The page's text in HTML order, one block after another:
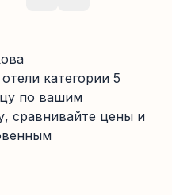
категории 5
по вашим
сравнивайте цены и